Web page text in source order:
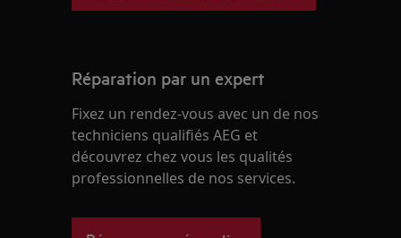
Réparation par un expert
Fixez un rendez-vous avec un de nos
techniciens qualifiés AEG et
découvrez chez vous les qualités
professionnelles de nos services.